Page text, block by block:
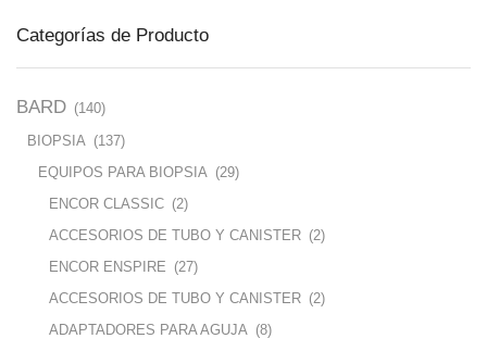
Categorías de Producto
BARD (140)
BIOPSIA (137)
EQUIPOS PARA BIOPSIA (29)
ENCOR CLASSIC (2)
ACCESORIOS DE TUBO Y CANISTER (2)
ENCOR ENSPIRE (27)
ACCESORIOS DE TUBO Y CANISTER (2)
ADAPTADORES PARA AGUJA (8)